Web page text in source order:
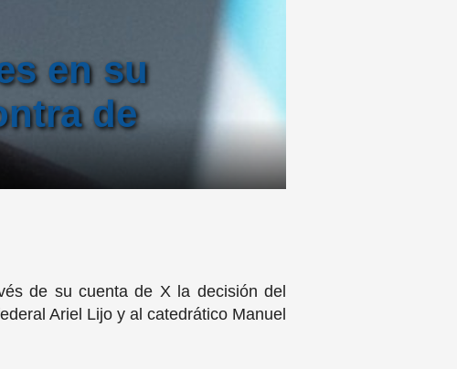
en su
de
de su cuenta de X la decisión del
Ariel Lijo y al catedrático Manuel